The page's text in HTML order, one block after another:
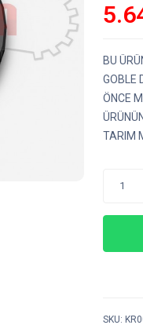
BU
GOBLE
ÖNCE
TARIM
1
SKU: